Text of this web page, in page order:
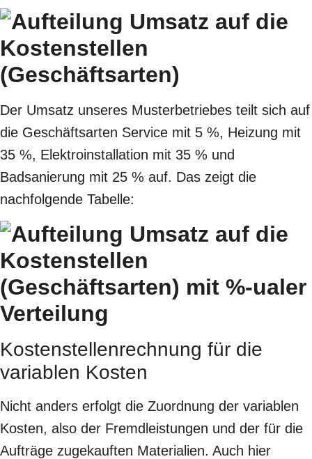
Der Umsatz unseres Musterbetriebes teilt sich auf
die Geschäftsarten Service mit 5 %, Heizung mit
35 %, Elektroinstallation mit 35 % und
Badsanierung mit 25 % auf. Das zeigt die
nachfolgende Tabelle:
Kostenstellenrechnung für die
variablen Kosten
Nicht anders erfolgt die Zuordnung der variablen
Kosten, also der Fremdleistungen und der für die
Aufträge zugekauften Materialien. Auch hier